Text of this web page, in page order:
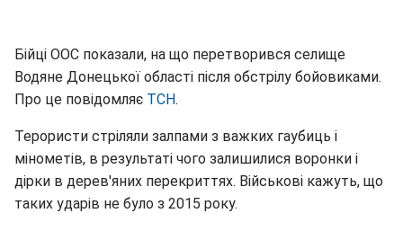
Бійці ООС показали, на що перетворився селище
Водяне Донецької області після обстрілу бойовиками.
Про це повідомляє ТСН.
Терористи стріляли залпами з важких гаубиць і
мінометів, в результаті чого залишилися воронки і
дірки в дерев'яних перекриттях. Військові кажуть, що
таких ударів не було з 2015 року.